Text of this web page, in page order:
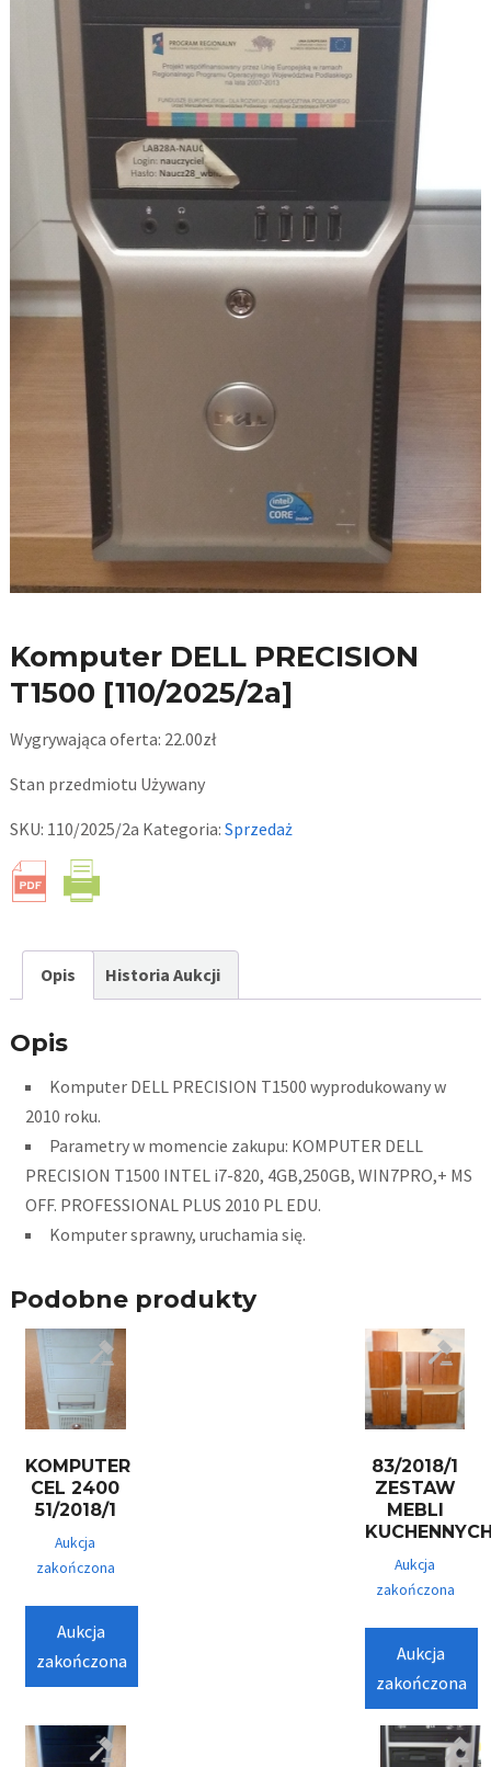
Komputer DELL PRECISION
T1500 [110/2025/2a]
Wygrywająca oferta: 22.00zł
Stan przedmiotu Używany
SKU: 110/2025/2a Kategoria: Sprzedaż
Opis Historia Aukcji
Opis
Komputer DELL PRECISION T1500 wyprodukowany w
2010 roku.
Parametry w momencie zakupu: KOMPUTER DELL
PRECISION T1500 INTEL i7-820, 4GB,250GB, WIN7PRO,+ MS
OFF. PROFESSIONAL PLUS 2010 PL EDU.
Komputer sprawny, uruchamia się.
Podobne produkty
KOMPUTER
CEL 2400
51/2018/1
Aukcja
zakończona
Aukcja
zakończona
83/2018/1
ZESTAW
MEBLI
Aukcja
zakończona
Aukcja
zakończona